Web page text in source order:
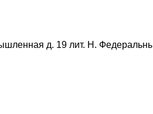
д. 19 лит. Н.